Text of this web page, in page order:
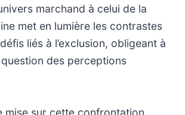
marchand à celui de la
met en lumière les contrastes
liés à l’exclusion, obligeant à
des perceptions
mise sur cette confrontation